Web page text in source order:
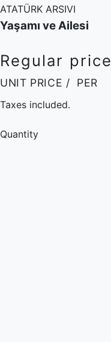
ATATÜRK ARSIVI
Yaşamı ve Ailesi
Regular price
UNIT PRICE / PER
Taxes included.
Quantity